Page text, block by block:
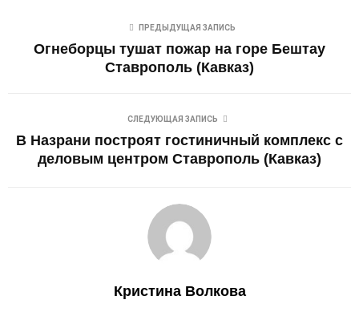
ПРЕДЫДУЩАЯ ЗАПИСЬ
Огнеборцы тушат пожар на горе Бештау
Ставрополь (Кавказ)
СЛЕДУЮЩАЯ ЗАПИСЬ
В Назрани построят гостиничный комплекс с
деловым центром Ставрополь (Кавказ)
Кристина Волкова